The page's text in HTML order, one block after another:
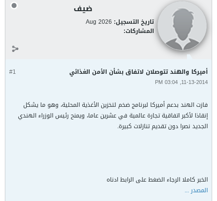
ضيف
تاريخ التسجيل: Aug 2026
المشاركات:
#1 أميركا والهند تتوصلان لاتفاق بشأن الأمن الغذائي
11-13-2014, 03:04 PM
فازت الهند بدعم أميركا لبرنامج ضخم لتخزين الأغذية المحلية، وهو ما يشكل
إنقاذا لأكبر اتفاقية تجارة عالمية في عشرين عاما، ويمنح رئيس الوزراء الهندي
الجديد نصرا دون تقديم تنازلات كبيرة.
الخبر كاملا الرجاء الضغط على الرابط ادناه
المصدر ...